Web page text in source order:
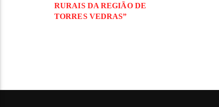
RURAIS DA REGIÃO DE
TORRES VEDRAS”